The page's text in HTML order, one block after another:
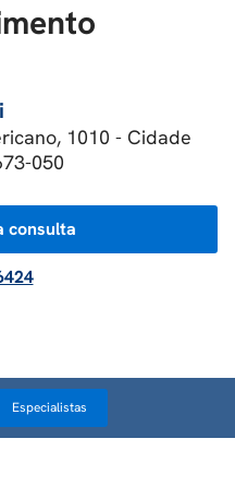
1010 - Cidade
050
consulta
Especialistas